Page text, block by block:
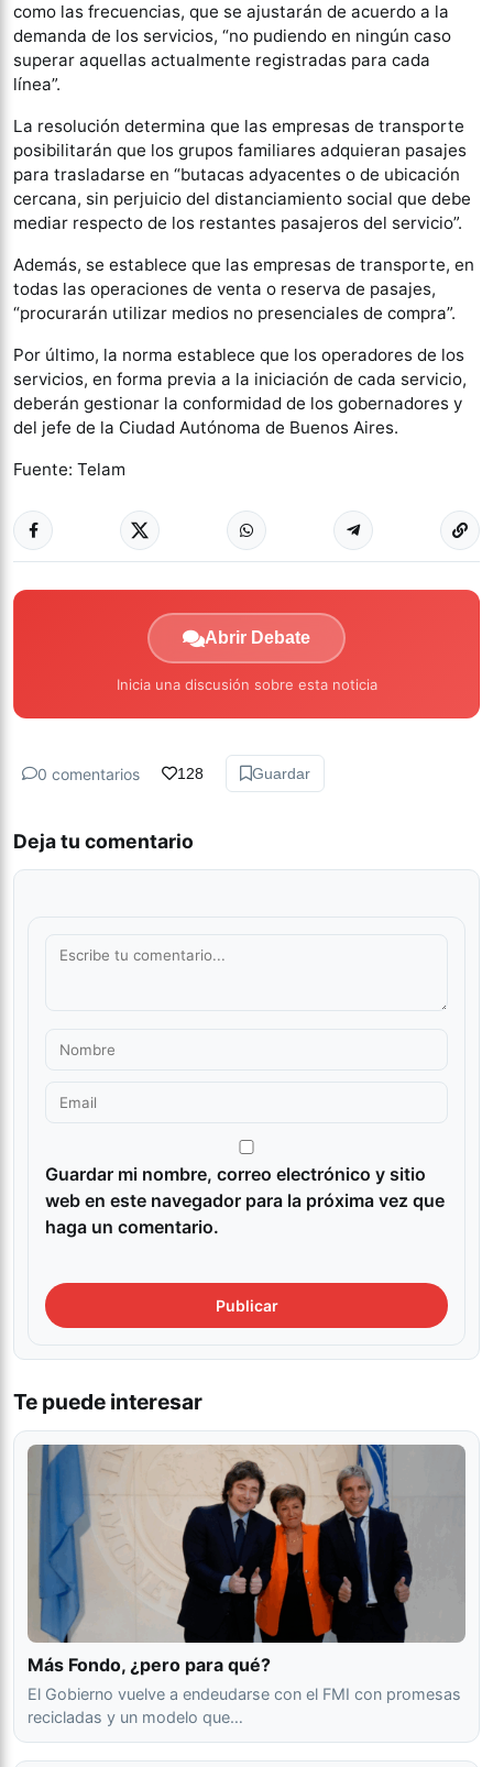
como las frecuencias, que se ajustarán de acuerdo a la
demanda de los servicios, “no pudiendo en ningún caso
superar aquellas actualmente registradas para cada
línea”.
La resolución determina que las empresas de transporte
posibilitarán que los grupos familiares adquieran pasajes
para trasladarse en “butacas adyacentes o de ubicación
cercana, sin perjuicio del distanciamiento social que debe
mediar respecto de los restantes pasajeros del servicio”.
Además, se establece que las empresas de transporte, en
todas las operaciones de venta o reserva de pasajes,
“procurarán utilizar medios no presenciales de compra”.
Por último, la norma establece que los operadores de los
servicios, en forma previa a la iniciación de cada servicio,
deberán gestionar la conformidad de los gobernadores y
del jefe de la Ciudad Autónoma de Buenos Aires.
Fuente: Telam
Abrir Debate
Inicia una discusión sobre esta noticia
0 comentarios 128 Guardar
Deja tu comentario
Guardar mi nombre, correo electrónico y sitio
web en este navegador para la próxima vez que
haga un comentario.
Te puede interesar
Más Fondo, ¿pero para qué?
El Gobierno vuelve a endeudarse con el FMI con promesas
recicladas y un modelo que…